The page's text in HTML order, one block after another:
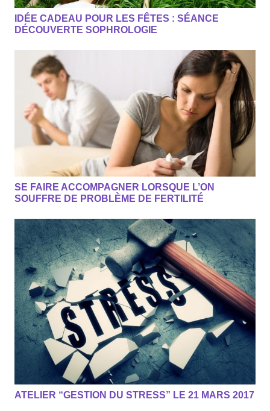
IDÉE CADEAU POUR LES FÊTES : SÉANCE
DÉCOUVERTE SOPHROLOGIE
SE FAIRE ACCOMPAGNER LORSQUE L’ON
SOUFFRE DE PROBLÈME DE FERTILITÉ
ATELIER “GESTION DU STRESS” LE 21 MARS 2017